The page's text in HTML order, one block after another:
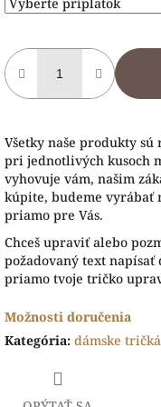
Všetky naše produkty
pri jednotlivých kusoch
vyhovuje vám, našim
kúpite, budeme vyrábať
priamo pre Vás.
Chceš upraviť alebo
požadovaný text napísať
priamo tvoje tričko
Možnosti doručenia
Kategória: dámske